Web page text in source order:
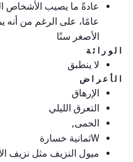
عامًا، على الرغم من أنه
الأصغر سنًا
لا ينطبق
الإرهاق
التعرق الليلي
الحمى,
W
ثمانية خسارة
ميول النزيف مثل نزيف